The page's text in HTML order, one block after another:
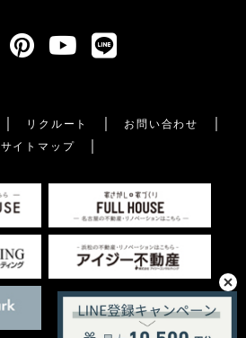
リクルート
お問い合わせ
サイトマップ